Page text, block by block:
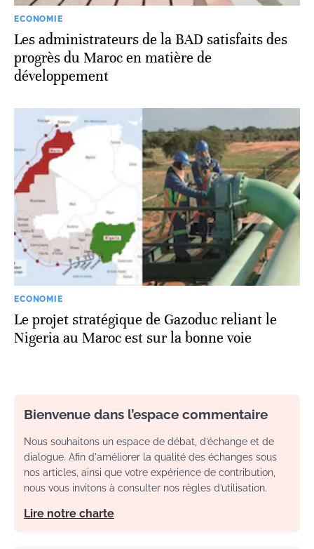
ECONOMIE
Les administrateurs de la BAD satisfaits des
progrès du Maroc en matière de
développement
ECONOMIE
Le projet stratégique de Gazoduc reliant le
Nigeria au Maroc est sur la bonne voie
Bienvenue dans l’espace commentaire
Nous souhaitons un espace de débat, d’échange et de
dialogue. Afin d'améliorer la qualité des échanges sous
nos articles, ainsi que votre expérience de contribution,
nous vous invitons à consulter nos règles d’utilisation.
Lire notre charte